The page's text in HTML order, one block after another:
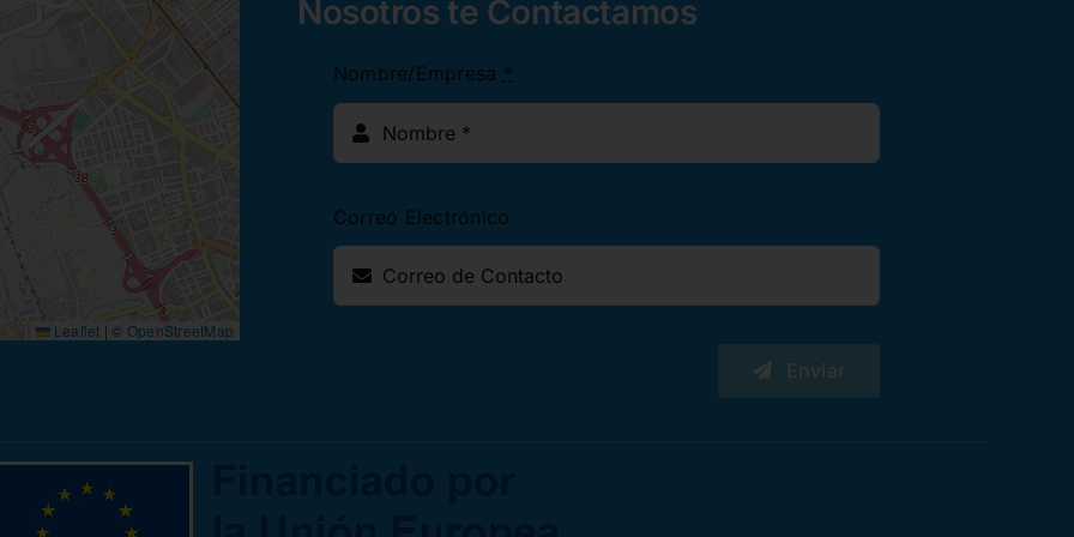
Leaflet | © OpenStreetMap
Nosotros te Contactamos
Nombre/Empresa *
Correo Electrónico
Enviar